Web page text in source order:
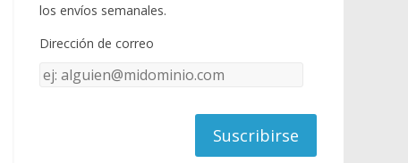
o
k e
C
los envíos semanales.
Dirección de correo
Dirección